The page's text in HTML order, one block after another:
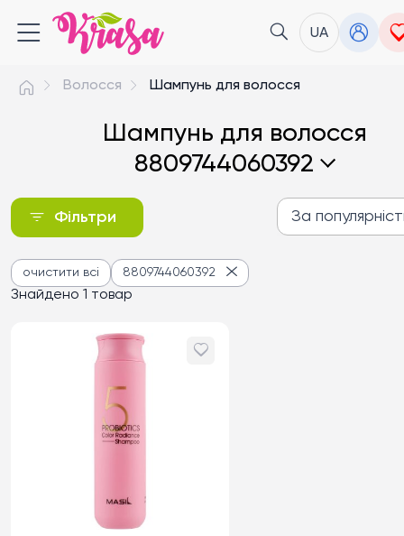
UA
Волосся Шампунь для волосся
Шампунь для волосся
8809744060392
Фільтри За
За популярністю
Від дешевих до
Знайдено 1 товар
очистити всі 8809744060392